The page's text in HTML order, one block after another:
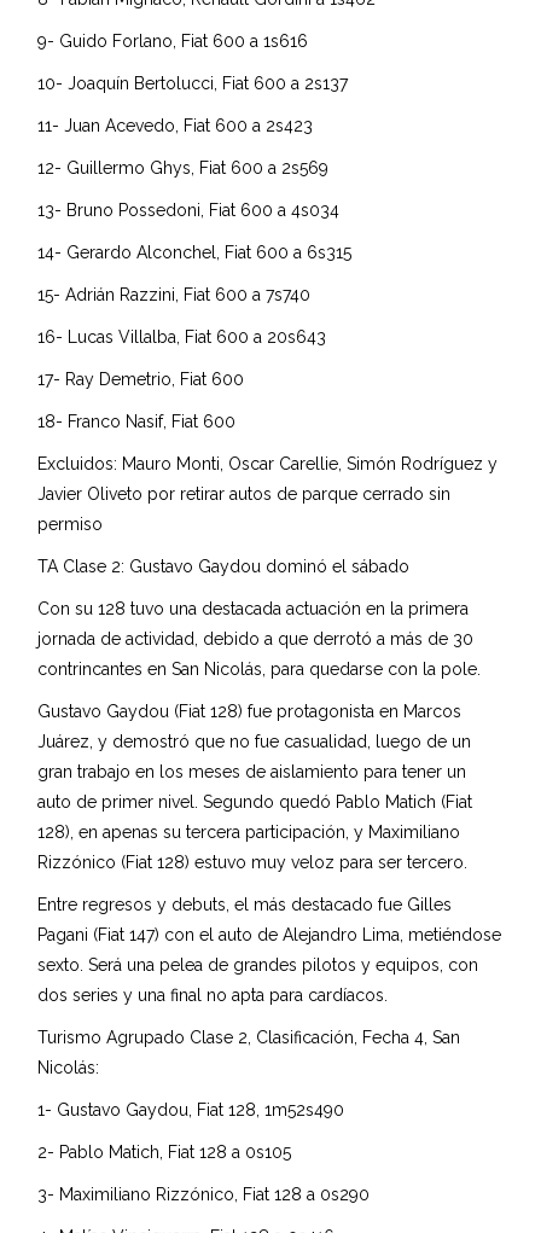
9- Guido Forlano, Fiat 600 a 1s616
10- Joaquín Bertolucci, Fiat 600 a 2s137
11- Juan Acevedo, Fiat 600 a 2s423
12- Guillermo Ghys, Fiat 600 a 2s569
13- Bruno Possedoni, Fiat 600 a 4s034
14- Gerardo Alconchel, Fiat 600 a 6s315
15- Adrián Razzini, Fiat 600 a 7s740
16- Lucas Villalba, Fiat 600 a 20s643
17- Ray Demetrio, Fiat 600
18- Franco Nasif, Fiat 600
Excluidos: Mauro Monti, Oscar Carellie, Simón Rodríguez y
Javier Oliveto por retirar autos de parque cerrado sin
permiso
TA Clase 2: Gustavo Gaydou dominó el sábado
Con su 128 tuvo una destacada actuación en la primera
jornada de actividad, debido a que derrotó a más de 30
contrincantes en San Nicolás, para quedarse con la pole.
Gustavo Gaydou (Fiat 128) fue protagonista en Marcos
Juárez, y demostró que no fue casualidad, luego de un
gran trabajo en los meses de aislamiento para tener un
auto de primer nivel. Segundo quedó Pablo Matich (Fiat
128), en apenas su tercera participación, y Maximiliano
Rizzónico (Fiat 128) estuvo muy veloz para ser tercero.
Entre regresos y debuts, el más destacado fue Gilles
Pagani (Fiat 147) con el auto de Alejandro Lima, metiéndose
sexto. Será una pelea de grandes pilotos y equipos, con
dos series y una final no apta para cardíacos.
Turismo Agrupado Clase 2, Clasificación, Fecha 4, San
Nicolás:
1- Gustavo Gaydou, Fiat 128, 1m52s490
2- Pablo Matich, Fiat 128 a 0s105
3- Maximiliano Rizzónico, Fiat 128 a 0s290